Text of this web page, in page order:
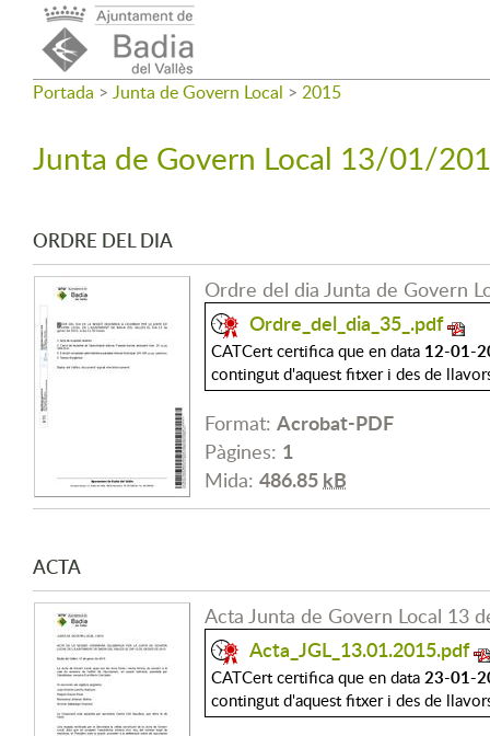
Portada > Junta de Govern Local > 2015
Junta de Govern Local 13/01/
ORDRE DEL DIA
Ordre del dia Junta de Govern
Ordre_del_dia_35_.pdf
CATCert certifica que en data 12-01-
contingut d'aquest fitxer i des de
Format: Acrobat-PDF
Pàgines: 1
Mida: 486.85kB
ACTA
Acta Junta de Govern Local 13
Acta_JGL_13.01.2015.pdf
CATCert certifica que en data 23-01-
contingut d'aquest fitxer i des de